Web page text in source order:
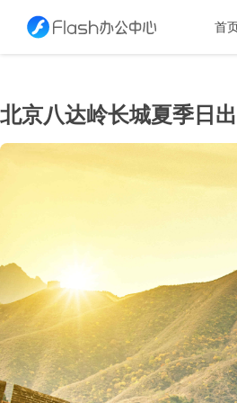
首
北京八达岭长城夏季日